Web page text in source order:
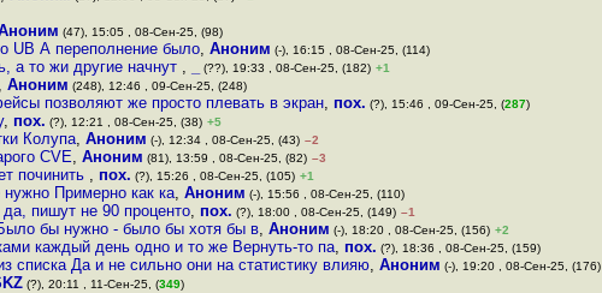
(47), 15:05 , 08-Сен-25, (98)
UB А переполнение было, Аноним (-), 16:15 , 08-Сен-25, (114)
а то жи другие начнут , (??), 19:33 , 08-Сен-25, (182) +1
, Аноним (248), 12:46 , 09-Сен-25, (248)
позволяют же просто плевать в экран, пох. (?), 15:46 , 09-Сен-25, (287)
, пох. (?), 12:21 , 08-Сен-25, (38) +5
Колупа, Аноним (-), 12:34 , 08-Сен-25, (43) –2
CVE, Аноним (81), 13:59 , 08-Сен-25, (82) –3
починить , пох. (?), 15:26 , 08-Сен-25, (105) +1
нужно Примерно как ка, Аноним (-), 15:56 , 08-Сен-25, (110)
да, пишут не 90 проценто, пох. (?), 18:00 , 08-Сен-25, (149) –1
бы нужно - было бы хотя бы в, Аноним (-), 18:20 , 08-Сен-25, (156) +2
каждый день одно и то же Вернуть-то па, пох. (?), 18:36 , 08-Сен-25, (159)
списка Да и не сильно они на статистику влияю, Аноним (-), 19:20 , 08-Сен-25, (176)
(?), 20:11 , 11-Сен-25, (349)